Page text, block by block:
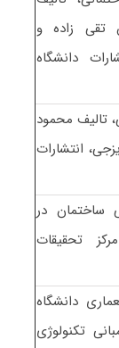
تقی زاده و
دانشگاه
تالیف محمود
انتشارات
طراحی ساختمان در
تحقیقات
دانشگاه
تکنولوژی